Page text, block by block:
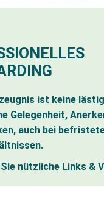
ist keine
Gelegenheit,
auch bei
nützliche Links &